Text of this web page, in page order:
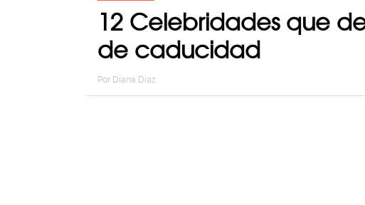
12 Celebridades que
de caducidad
Por Diana Diaz